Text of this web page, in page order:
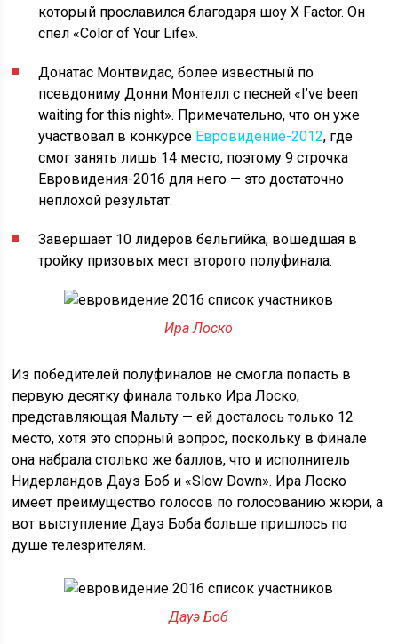
который прославился благодаря шоу X Factor. Он
спел «Color of Your Life».
Донатас Монтвидас, более известный по
псевдониму Донни Монтелл с песней «I’ve been
waiting for this night». Примечательно, что он уже
участвовал в конкурсе Евровидение-2012, где
смог занять лишь 14 место, поэтому 9 строчка
Евровидения-2016 для него — это достаточно
неплохой результат.
Завершает 10 лидеров бельгийка, вошедшая в
тройку призовых мест второго полуфинала.
Ира Лоско
Из победителей полуфиналов не смогла попасть в
первую десятку финала только Ира Лоско,
представляющая Мальту — ей досталось только 12
место, хотя это спорный вопрос, поскольку в финале
она набрала столько же баллов, что и исполнитель
Нидерландов Дауэ Боб и «Slow Down». Ира Лоско
имеет преимущество голосов по голосованию жюри, а
вот выступление Дауэ Боба больше пришлось по
душе телезрителям.
Дауэ Боб